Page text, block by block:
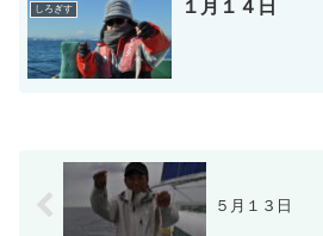
しろぎす １月１４日
５月１３日